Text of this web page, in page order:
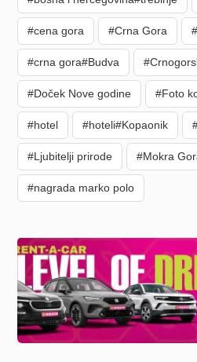
#cena gora #Crna Gora
#crna gora#Budva
#Doček Nove godine #Foto
#hotel #hoteli#Kopaonik
#Ljubitelji prirode #Mokra
#nagrada marko polo